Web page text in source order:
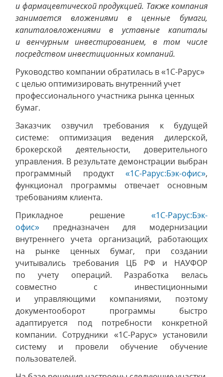
и фармацевтической продукцией. Также компания
занимается вложениями в ценные бумаги,
капиталовложениями в уставные капиталы
и венчурным инвестированием, в том числе
посредством инвестиционных компаний.
Руководство компании обратилась в «1С-Рарус»
с целью оптимизировать внутренний учет
профессионального участника рынка ценных
бумаг.
Заказчик озвучил требования к будущей
системе: оптимизация ведения дилерской,
брокерской деятельности, доверительного
управления. В результате демонстрации выбран
программный продукт «1С-Рарус:Бэк-офис»,
функционал программы отвечает основным
требованиям клиента.
Прикладное решение «1С-Рарус:Бэк-
офис» предназначен для модернизации
внутреннего учета организаций, работающих
на рынке ценных бумаг, при создании
учитывались требования ЦБ РФ и НАУФОР
по учету операций. Разработка велась
совместно с инвестиционными
и управляющими компаниями, поэтому
документооборот программы быстро
адаптируется под потребности конкретной
компании. Сотрудники «1С-Рарус» установили
систему и провели обучение обучение
пользователей.